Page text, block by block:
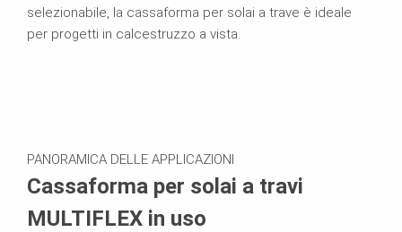
selezionabile, la cassaforma per solai a trave è ideale
per progetti in calcestruzzo a vista.
PANORAMICA DELLE APPLICAZIONI
Cassaforma per solai a travi
MULTIFLEX in uso